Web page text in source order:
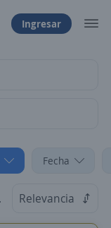
Ingresar
Fecha
Relevancia